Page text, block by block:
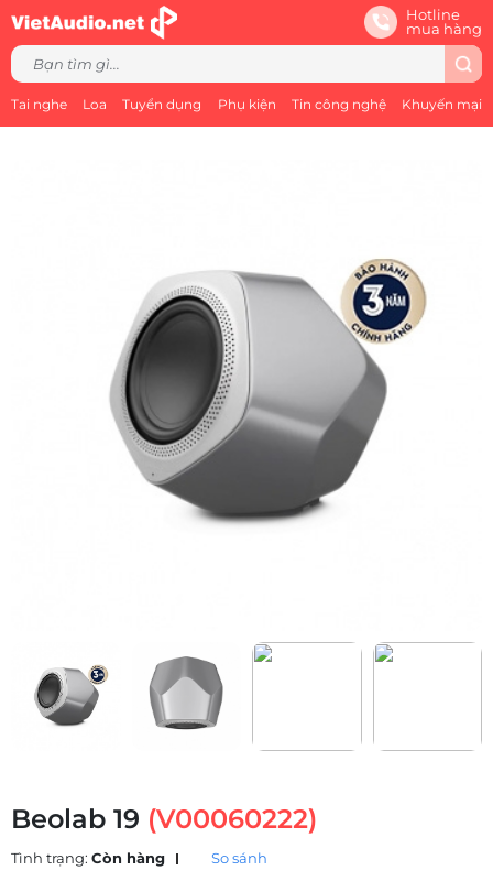
Hotline
mua hàng
Tai nghe Loa Tuyển dụng Phụ kiện Tin công nghệ Khuyến mại
Beolab 19 (V00060222)
Tình trạng: Còn hàng So sánh